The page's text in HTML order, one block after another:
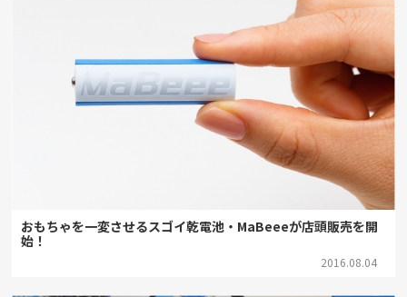
おもちゃを一変させるスゴイ乾電池・MaBeeeが店頭販売を開
始！
2016.08.04